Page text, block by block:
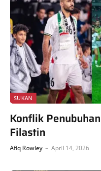
SUKAN
Konflik
Filastin
Afiq Rowley April 14, 2026